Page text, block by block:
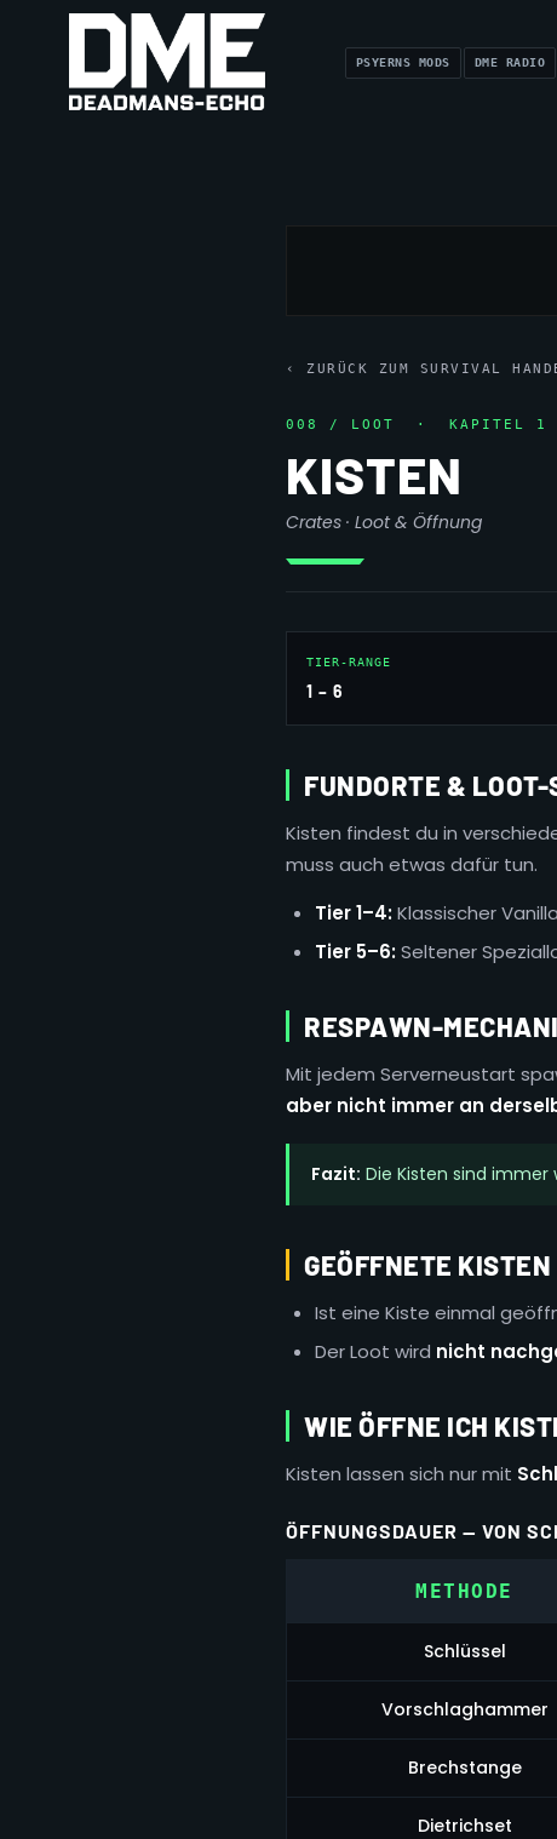
PSYERNS MODS DME RADIO
‹ ZURÜCK ZUM SURVIVAL
008 / LOOT · KAPITEL 1
KISTEN
Crates · Loot & Öffnung
TIER-RANGE
1 – 6
FUNDORTE & LOOT-
Kisten findest du in
muss auch etwas dafür tun.
Tier 1–4:Klassischer
Tier 5–6:Seltener
RESPAWN-
Mit jedem Serverneustart
aber nicht immer an
Fazit: Die Kisten sind
GEÖFFNETE
Ist eine Kiste einmal
Der Loot wird nicht
WIE ÖFFNE ICH
Kisten lassen sich nur mit
ÖFFNUNGSDAUER — VON
METHODE
Schlüssel
Vorschlaghammer
Brechstange
Dietrichset